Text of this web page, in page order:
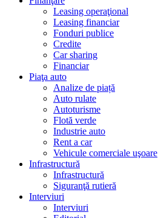
Leasing operaţional
Leasing financiar
Fonduri publice
Credite
Car sharing
Financiar
Piaţa auto
Analize de piață
Auto rulate
Autoturisme
Flotă verde
Industrie auto
Rent a car
Vehicule comerciale uşoare
Infrastructură
Infrastructură
Siguranţă rutieră
Interviuri
Interviuri